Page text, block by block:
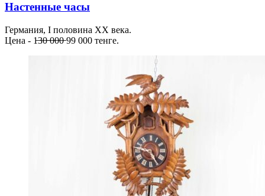
Настенные часы
Германия, I половина ХХ века.
Цена - 1̶3̶0̶ ̶0̶0̶0̶ 99 000 тенге.